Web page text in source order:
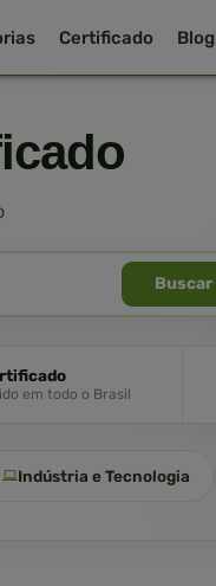
Certificado Blog
Buscar
em todo o Brasil
Indústria e Tecnologia